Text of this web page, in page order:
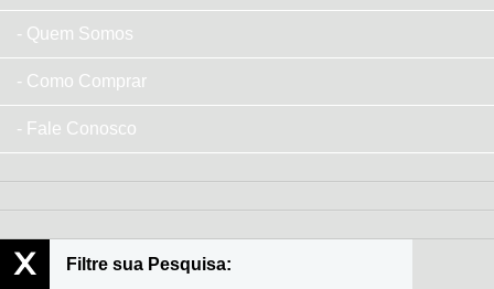
Quem Somos
Como Comprar
Fale Conosco
x
Filtre sua Pesquisa: